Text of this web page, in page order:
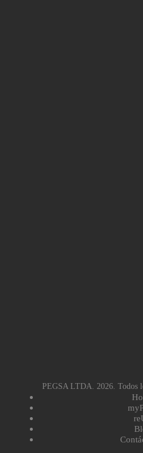
PEGSA LTDA. 2026. Todos